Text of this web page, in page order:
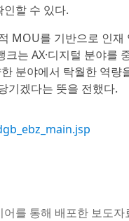
할 수 있다.
MOU를 기반으로 인
는 AX·디지털 분야를
분야에서 탁월한 역
기겠다는 뜻을 전했다.
어를 통해 배포한 보도